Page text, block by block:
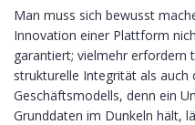
Man muss sich bewusst
Innovation einer Plattform
garantiert; vielmehr erfordern
strukturelle Integrität als auch
Geschäftsmodells, denn ein
Grunddaten im Dunkeln hält,